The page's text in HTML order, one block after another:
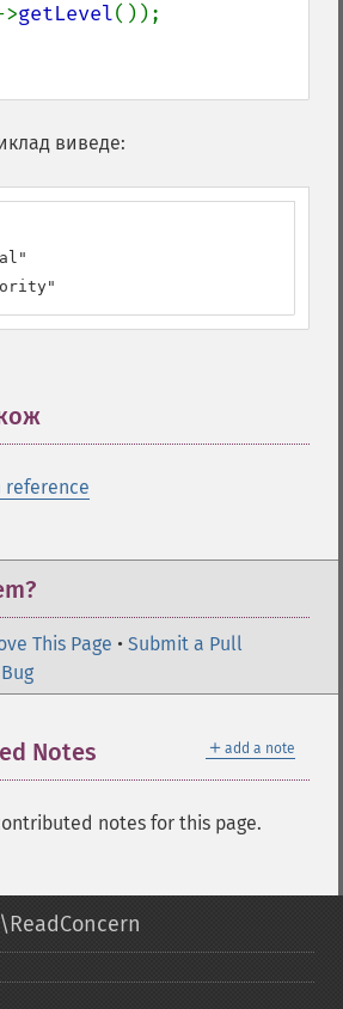
getLevel());
виведе:
reference
This Page • Submit a Pull
＋ add a note
Notes
notes for this page.